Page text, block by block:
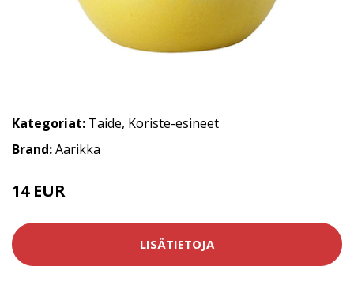
Kategoriat: Taide, Koriste-esineet
Brand:Aarikka
14 EUR
LISÄTIETOJA